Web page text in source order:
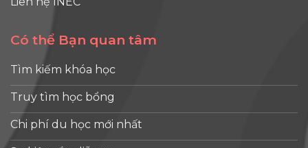
Chứng nhận giải thưởng
Hoạt động thường niên
INEC đồng hành với HSSV
Liên hệ INEC
Có thể Bạn quan tâm